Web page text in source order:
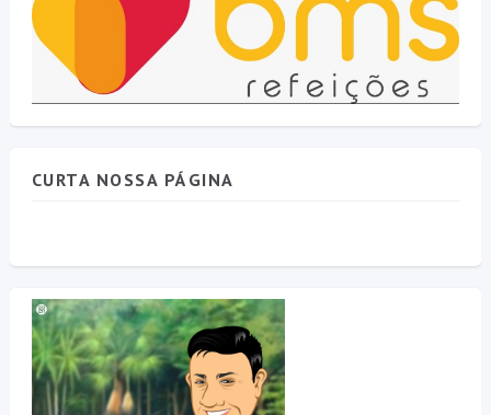
CURTA NOSSA PÁGINA